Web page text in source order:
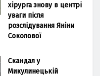
хірурга знову в центрі
уваги після
розслідування Яніни
Соколової
Скандал у
Микулинецькій